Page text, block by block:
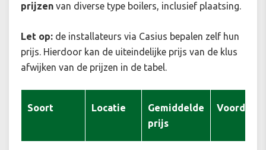
prijzen van diverse type boilers, inclusief plaatsing.
Let op: de installateurs via Casius bepalen zelf hun
prijs. Hierdoor kan de uiteindelijke prijs van de klus
afwijken van de prijzen in de tabel.
Soort Locatie
Gemiddelde
prijs
Voordeel